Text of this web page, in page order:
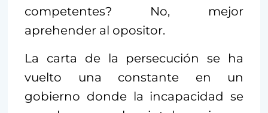
competentes? No, mejor
aprehender al opositor.
La carta de la persecución se ha
vuelto una constante en un
gobierno donde la incapacidad se